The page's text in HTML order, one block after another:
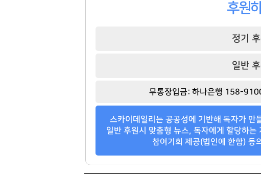
일산두산위브더제니스
팬클럽 참여
쇼플레이엔터테인먼트
건물
팬클럽 참여
76
허희수
SPC그룹
한남더힐
팬클럽
117
후원
정기 후
일반 후
무통장입금: 하나은행 158-
스카이데일리는 공공성에 기반해 독자가 만
일반 후원시 맞춤형 뉴스, 독자에게 할당하는
참여기회 제공(법인에 한함) 등